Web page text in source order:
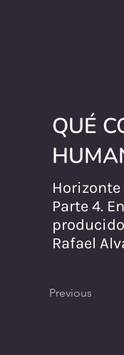
QUÉ
Parte 4.
Rafael
Previous